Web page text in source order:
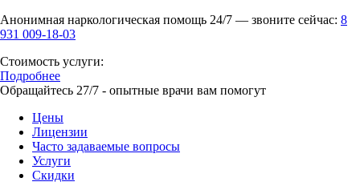
Анонимная наркологическая помощь 24/7 — звоните сейчас: 8
931 009-18-03
Стоимость услуги:
Подробнее
Обращайтесь 27/7 - опытные врачи вам помогут
Цены
Лицензии
Часто задаваемые вопросы
Услуги
Скидки